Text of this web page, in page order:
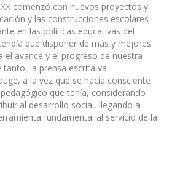
comenzó con nuevos proyectos y
y las construcciones escolares
en las políticas educativas del
que disponer de más y mejores
el avance y el progreso de nuestra
tanto, la prensa escrita va
a la vez que se hacía consciente
que tenía, considerando
al desarrollo social, llegando a
fundamental al servicio de la